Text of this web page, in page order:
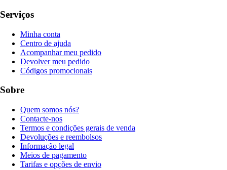
Serviços
Minha conta
Centro de ajuda
Acompanhar meu pedido
Devolver meu pedido
Códigos promocionais
Sobre
Quem somos nós?
Contacte-nos
Termos e condições gerais de venda
Devoluções e reembolsos
Informação legal
Meios de pagamento
Tarifas e opções de envio